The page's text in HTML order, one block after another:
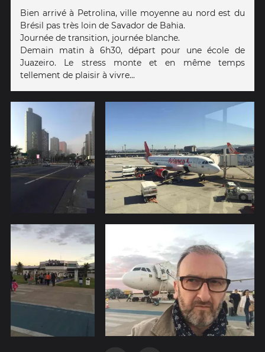
Bien arrivé à Petrolina, ville moyenne au nord est du
Brésil pas très loin de Savador de Bahia.
Journée de transition, journée blanche.
Demain matin à 6h30, départ pour une école de
Juazeiro. Le stress monte et en même temps
tellement de plaisir à vivre...